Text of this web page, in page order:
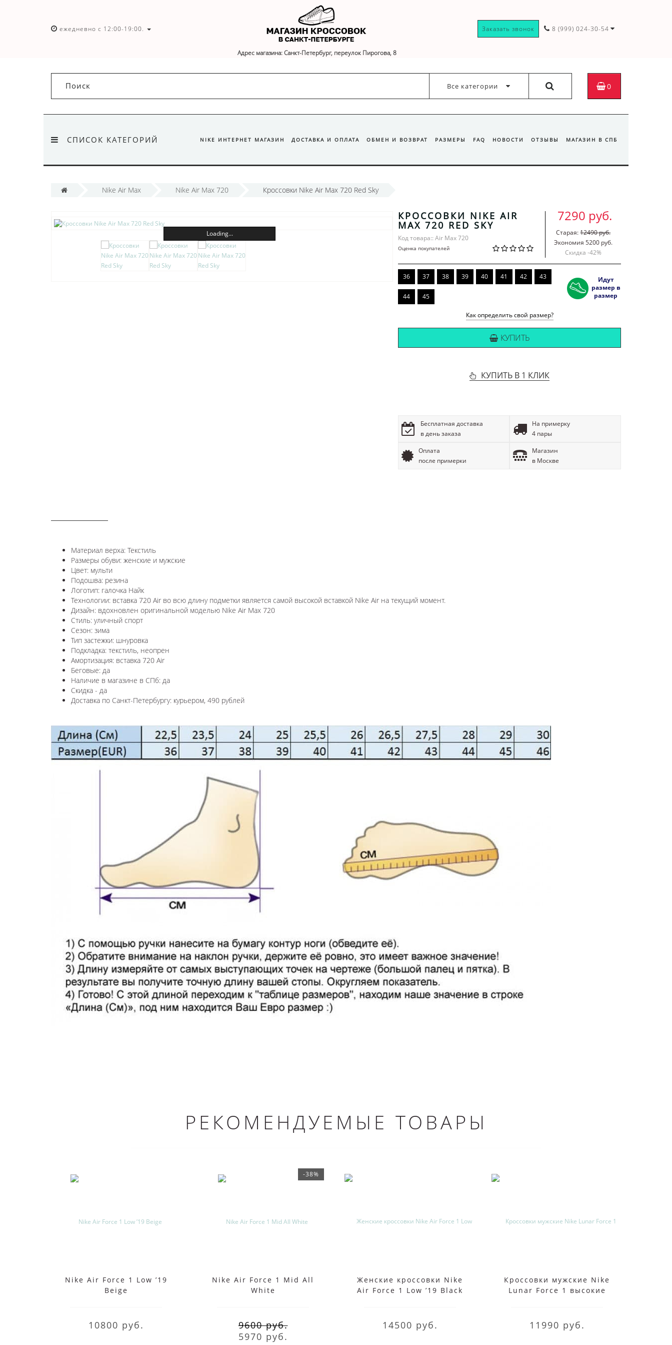
ежедневно с 12:00-19:00.
Адрес магазина: Санкт-Петербург, переулок Пирогова, 8
Заказать звонок 8 (999) 024-30-54
Все категории 0
СПИСОК КАТЕГОРИЙ NIKE ИНТЕРНЕТ МАГАЗИН ДОСТАВКА И ОПЛАТА ОБМЕН И ВОЗВРАТ РАЗМЕРЫ FAQ НОВОСТИ ОТЗЫВЫ МАГАЗИН В СПБ
Nike Air Max Nike Air Max 720 Кроссовки Nike Air Max 720 Red Sky
Loading...
КРОССОВКИ NIKE AIR
MAX 720 RED SKY
Код товара:: Air Max 720
Оценка покупателей
7290 руб.
Старая:12490 руб.
Экономия 5200 руб.
Скидка -42%
36 37 38 39 40 41 42 43
44 45
Идут
размер в
размер
Как определить свой размер?
КУПИТЬ
КУПИТЬ В 1 КЛИК
Бесплатная доставка
в день заказа
На примерку
4 пары
Оплата
после примерки
Магазин
в Москве
Материал верха: Текстиль
Размеры обуви: женские и мужские
Цвет: мульти
Подошва: резина
Логотип: галочка Найк
Технологии: вставка 720 Air во всю длину подметки является самой высокой вставкой Nike Air на текущий момент.
Дизайн: вдохновлен оригинальной моделью Nike Air Max 720
Стиль: уличный спорт
Сезон: зима
Тип застежки: шнуровка
Подкладка: текстиль, неопрен
Амортизация: вставка 720 Air
Беговые: да
Наличие в магазине в СПб: да
Скидка - да
Доставка по Санкт-Петербургу: курьером, 490 рублей
РЕКОМЕНДУЕМЫЕ ТОВАРЫ
Nike Air Force 1 Low ’19
Beige
10800 руб.
-38%
Nike Air Force 1 Mid All
White
9600 руб.
5970 руб.
Женские кроссовки Nike
Air Force 1 Low ’19 Black
14500 руб.
Кроссовки мужские Nike
Lunar Force 1 высокие
11990 руб.